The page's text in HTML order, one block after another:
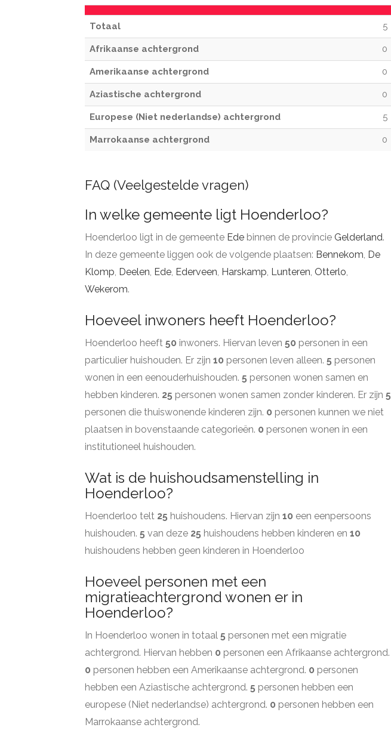
Totaal 5
Afrikaanse achtergrond 0
Amerikaanse achtergrond 0
Aziastische achtergrond 0
Europese (Niet nederlandse) achtergrond 5
Marrokaanse achtergrond 0
FAQ (Veelgestelde vragen)
In welke gemeente ligt Hoenderloo?
Hoenderloo ligt in de gemeente Ede binnen de provincie Gelderland.
In deze gemeente liggen ook de volgende plaatsen: Bennekom, De
Klomp, Deelen, Ede, Ederveen, Harskamp, Lunteren, Otterlo,
Wekerom.
Hoeveel inwoners heeft Hoenderloo?
Hoenderloo heeft 50 inwoners. Hiervan leven 50 personen in een
particulier huishouden. Er zijn 10 personen leven alleen. 5 personen
wonen in een eenouderhuishouden. 5 personen wonen samen en
hebben kinderen. 25 personen wonen samen zonder kinderen. Er zijn 5
personen die thuiswonende kinderen zijn. 0 personen kunnen we niet
plaatsen in bovenstaande categorieën. 0 personen wonen in een
institutioneel huishouden.
Wat is de huishoudsamenstelling in
Hoenderloo?
Hoenderloo telt 25 huishoudens. Hiervan zijn 10 een eenpersoons
huishouden. 5 van deze 25 huishoudens hebben kinderen en 10
huishoudens hebben geen kinderen in Hoenderloo
Hoeveel personen met een
migratieachtergrond wonen er in
Hoenderloo?
In Hoenderloo wonen in totaal 5 personen met een migratie
achtergrond. Hiervan hebben 0 personen een Afrikaanse achtergrond.
0 personen hebben een Amerikaanse achtergrond. 0 personen
hebben een Aziastische achtergrond. 5 personen hebben een
europese (Niet nederlandse) achtergrond. 0 personen hebben een
Marrokaanse achtergrond.